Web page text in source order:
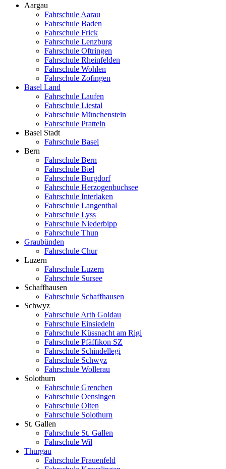
Aargau
Fahrschule Aarau
Fahrschule Baden
Fahrschule Frick
Fahrschule Lenzburg
Fahrschule Oftringen
Fahrschule Rheinfelden
Fahrschule Wohlen
Fahrschule Zofingen
Basel Land
Fahrschule Laufen
Fahrschule Liestal
Fahrschule Münchenstein
Fahrschule Pratteln
Basel Stadt
Fahrschule Basel
Bern
Fahrschule Bern
Fahrschule Biel
Fahrschule Burgdorf
Fahrschule Herzogenbuchsee
Fahrschule Interlaken
Fahrschule Langenthal
Fahrschule Lyss
Fahrschule Niederbipp
Fahrschule Thun
Graubünden
Fahrschule Chur
Luzern
Fahrschule Luzern
Fahrschule Sursee
Schaffhausen
Fahrschule Schaffhausen
Schwyz
Fahrschule Arth Goldau
Fahrschule Einsiedeln
Fahrschule Küssnacht am Rigi
Fahrschule Pfäffikon SZ
Fahrschule Schindellegi
Fahrschule Schwyz
Fahrschule Wollerau
Solothurn
Fahrschule Grenchen
Fahrschule Oensingen
Fahrschule Olten
Fahrschule Solothurn
St. Gallen
Fahrschule St. Gallen
Fahrschule Wil
Thurgau
Fahrschule Frauenfeld